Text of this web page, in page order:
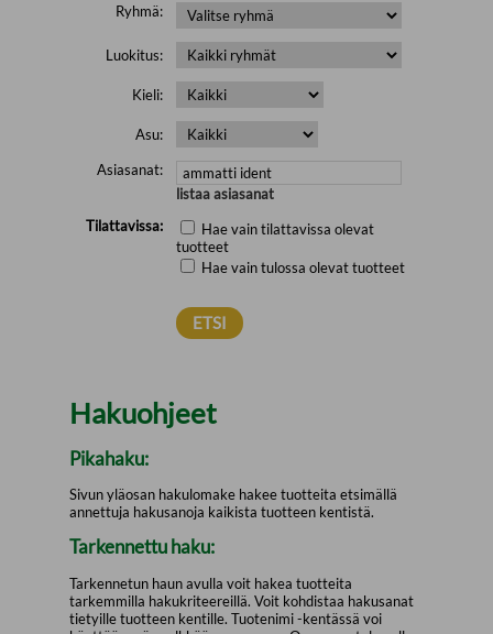
Ryhmä:
Luokitus:
Kieli:
Asu:
Asiasanat:
listaa asiasanat
Tilattavissa:
Hae vain tilattavissa olevat
tuotteet
Hae vain tulossa olevat tuotteet
Hakuohjeet
Pikahaku:
Sivun yläosan hakulomake hakee tuotteita etsimällä
annettuja hakusanoja kaikista tuotteen kentistä.
Tarkennettu haku:
Tarkennetun haun avulla voit hakea tuotteita
tarkemmilla hakukriteereillä. Voit kohdistaa hakusanat
tietyille tuotteen kentille. Tuotenimi -kentässä voi